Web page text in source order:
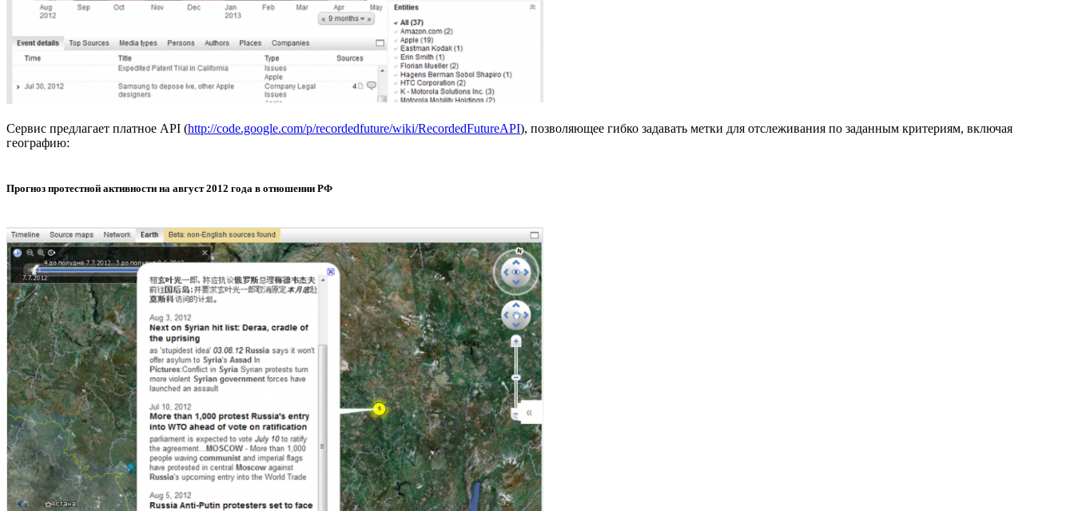
Сервис предлагает платное API (http://code.google.com/p/recordedfuture/wiki/RecordedFutureAPI), позволяющее гибко задавать метки для отслеживания по заданным критериям, включая
географию:
Прогноз протестной активности на август 2012 года в отношении РФ